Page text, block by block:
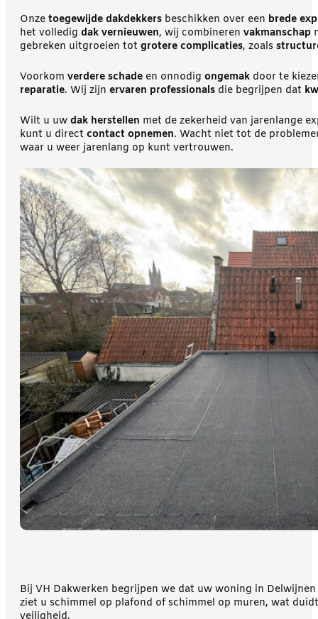
Onze toegewijde dakdekkers beschikken over een brede
het volledig dak vernieuwen, wij combineren vakmanschap
gebreken uitgroeien tot grotere complicaties, zoals
Voorkom verdere schade en onnodig ongemak door te
reparatie. Wij zijn ervaren professionals die begrijpen dat
Wilt u uw dak herstellen met de zekerheid van jarenlange
kunt u direct contact opnemen. Wacht niet tot de
waar u weer jarenlang op kunt vertrouwen.
Bij VH Dakwerken begrijpen we dat uw woning in
ziet u schimmel op plafond of schimmel op muren, wat